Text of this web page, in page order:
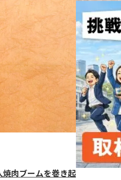
焼肉ブームを巻き起